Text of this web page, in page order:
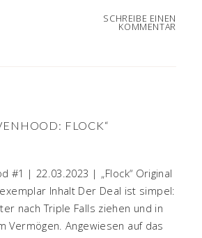
SCHREIBE EINEN
KOMMENTAR
FLOCK“
#1 | 22.03.2023 | „Flock“ Original
Inhalt Der Deal ist simpel:
nach Triple Falls ziehen und in
Vermögen. Angewiesen auf das